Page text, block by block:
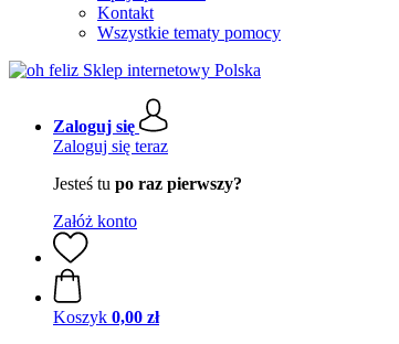
Kontakt
Wszystkie tematy pomocy
Zaloguj się
Zaloguj się teraz
Jesteś tu po raz pierwszy?
Załóż konto
Koszyk 0,00 zł